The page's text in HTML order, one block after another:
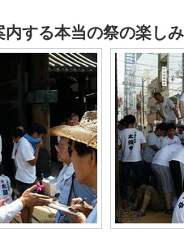
内する本当の祭の楽し